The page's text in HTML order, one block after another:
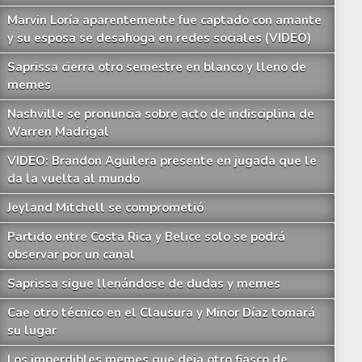
Marvin Loría aparentemente fue captado con amante
y su esposa se desahoga en redes sociales (VIDEO)
Saprissa cierra otro semestre en blanco y lleno de
memes
Nashville se pronuncia sobre acto de indisciplina de
Warren Madrigal
VIDEO: Brandon Aguilera presente en jugada que le
da la vuelta al mundo
Jeyland Mitchell se comprometió
Partido entre Costa Rica y Belice solo se podrá
observar por un canal
Saprissa sigue llenándose de dudas y memes
Cae otro técnico en el Clausura y Minor Díaz tomará
su lugar
Gabriel Calderón tuvo mucho trabajo en la Copa Oro y vivió situación